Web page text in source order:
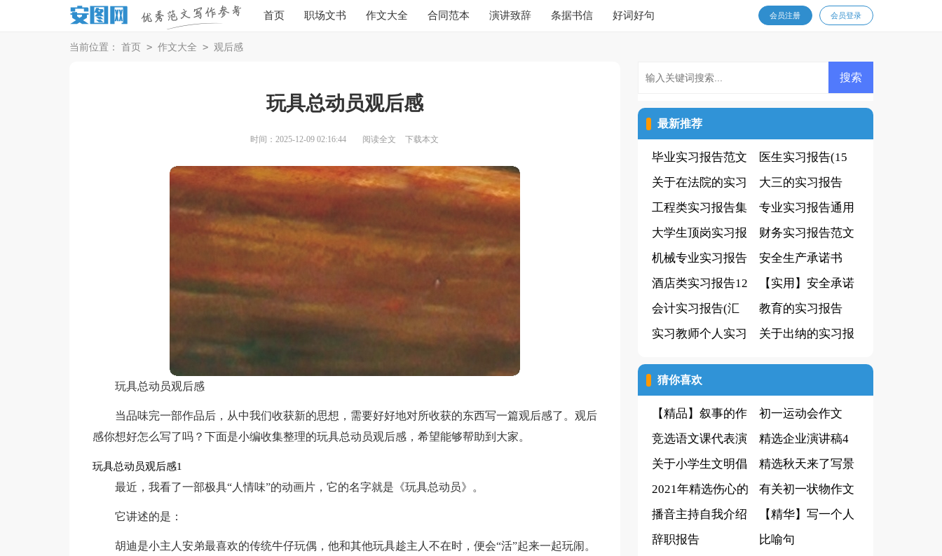
首页 职场文书 作文大全 合同范本 演讲致辞 条据书信 好词好句 会员登录
会员注册
当前位置： 首页 > 作文大全 > 观后感
玩具总动员观后感
时间：2025-12-09 02:16:44 阅读全文 下载本文
玩具总动员观后感
当品味完一部作品后，从中我们收获新的思想，需要好好地对所收获的东西写一篇观后感了。观后
感你想好怎么写了吗？下面是小编收集整理的玩具总动员观后感，希望能够帮助到大家。
玩具总动员观后感1
最近，我看了一部极具“人情味”的动画片，它的名字就是《玩具总动员》。
它讲述的是：
胡迪是小主人安弟最喜欢的传统牛仔玩偶，他和其他玩具趁主人不在时，便会“活”起来一起玩闹。
最新推荐
毕业实习报告范文
（合集2篇）
医生实习报告(15
篇)
关于在法院的实习
报告
大三的实习报告
工程类实习报告集
合15篇
专业实习报告通用
15篇
大学生顶岗实习报
告汇编15篇
财务实习报告范文
机械专业实习报告
安全生产承诺书
(15篇)
酒店类实习报告12
篇
【实用】安全承诺
书
会计实习报告(汇
总15篇)
教育的实习报告
实习教师个人实习
关于出纳的实习报
猜你喜欢
【精品】叙事的作
文600字四篇
初一运动会作文
300字八篇
竞选语文课代表演
讲稿模板合集7篇
精选企业演讲稿4
篇
关于小学生文明倡
议书15篇
精选秋天来了写景
作文汇编八篇
2021年精选伤心的
签名80条
有关初一状物作文
4篇
播音主持自我介绍
【推荐】
【精华】写一个人
作文合集六篇
辞职报告
比喻句